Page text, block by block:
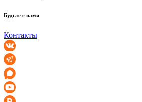
Будьте с нами
Контакты